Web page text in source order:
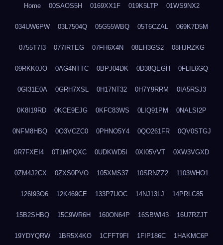
Home 00SAOS5H 0169XX1F 019K5LTP 01WS9NX2
034UW6PW 03L7504Q 05G55WBQ 05T6CZAL 069K7D5M
0755T7I3 077IRTEG 07FH6X4N 08EH3GS2 08HJRZKG
09RKK0JO 0AG4NTTC 0BPJ04DK 0D38QEGH 0FLIL6GQ
0GI31E0A 0GRH7XSL 0H17NT32 0H7Y9RRM 0IA5RSJ3
0K8I19RD 0KCE9EJG 0KFC83WS 0LIQ91PM 0NALSI2P
0NFM8HBQ 0O3VCZC0 0PHNO5Y4 0QO261FR 0QV0STGJ
0R7FXEI4 0T1MPQXC 0UDKWD5I 0XI05VVT 0XW3VGXD
0ZM4J2CX 0ZXS0PVO 105XMS37 10SRNZZ2 1103WHO1
126I93O6 12K469CE 133P7UOC 14NJ13LJ 14PRLC85
15B2SHBQ 15C9WR6H 160ON64P 16SBWI43 16U7RZJT
19YDYQRW 1BR5X4KO 1CFFT9FI 1FIP186C 1HAKMC6P